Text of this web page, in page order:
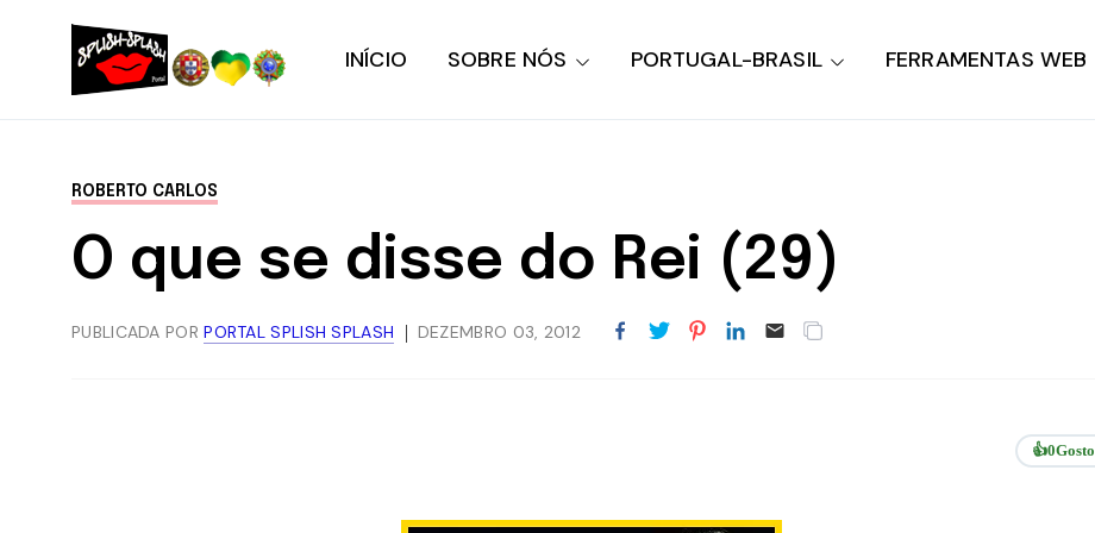
INÍCIO SOBRE NÓS PORTUGAL-BRASIL FERRAMENTAS WEB
ROBERTO CARLOS
O que se disse do Rei (29)
PUBLICADA PORPORTAL SPLISH SPLASH DEZEMBRO 03, 2012
👍0Gosto